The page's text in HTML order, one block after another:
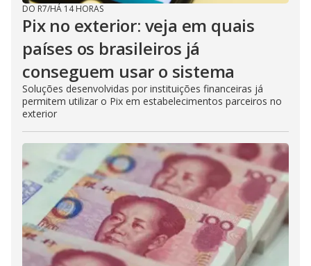
DO R7/HÁ 14 HORAS
Pix no exterior: veja em quais
países os brasileiros já
conseguem usar o sistema
Soluções desenvolvidas por instituições financeiras já
permitem utilizar o Pix em estabelecimentos parceiros no
exterior